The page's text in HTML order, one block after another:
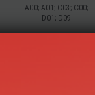
A00; A01; C03; C00;
D01; D09